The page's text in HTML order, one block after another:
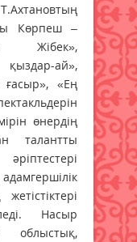
Көрпеш –
Жібек»,
ай»,
ғасыр», «Ең
өнердің
талантты
Насыр
облыстық,